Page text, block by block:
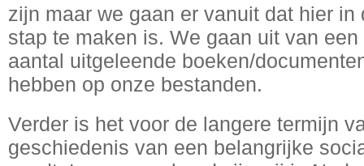
zijn maar we gaan er vanuit dat hier
stap te maken is. We gaan uit van
aantal uitgeleende boeken/
hebben op onze bestanden.
Verder is het voor de langere termijn
geschiedenis van een belangrijke